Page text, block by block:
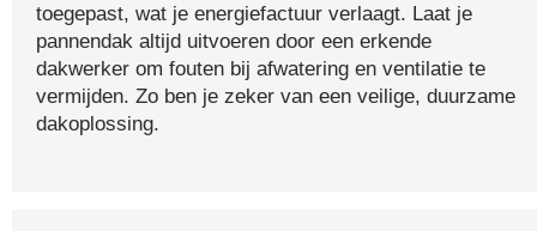
toegepast, wat je energiefactuur verlaagt. Laat je
pannendak altijd uitvoeren door een erkende
dakwerker om fouten bij afwatering en ventilatie te
vermijden. Zo ben je zeker van een veilige, duurzame
dakoplossing.